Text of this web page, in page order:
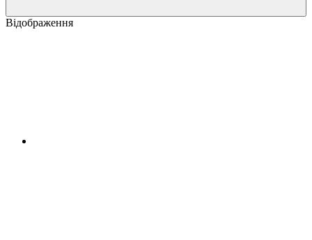
Відображення